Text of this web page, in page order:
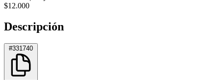
$12.000
Descripción
#331740